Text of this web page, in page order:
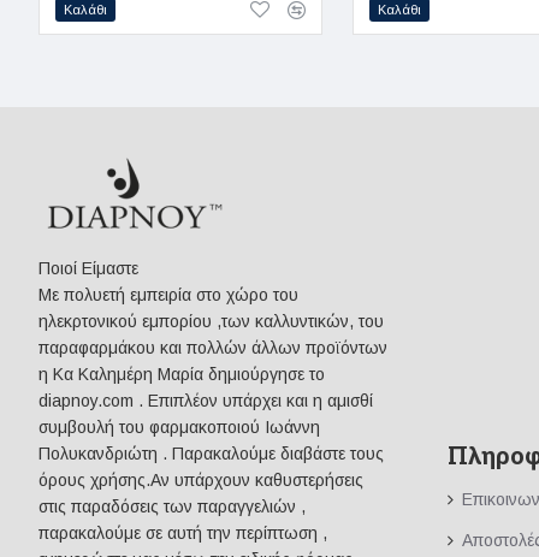
Καλάθι Καλάθι
Ποιοί Είμαστε
Mε πολυετή εμπειρία στο χώρο του
ηλεκρτονικού εμπορίου ,των καλλυντικών, του
παραφαρμάκου και πολλών άλλων προϊόντων
η Κα Καλημέρη Μαρία δημιούργησε το
diapnoy.com . Επιπλέον υπάρχει και η αμισθί
συμβουλή του φαρμακοποιού Ιωάννη
Πολυκανδριώτη . Παρακαλούμε διαβάστε τους
όρους χρήσης.Αν υπάρχουν καθυστερήσεις
στις παραδόσεις των παραγγελιών ,
παρακαλούμε σε αυτή την περίπτωση ,